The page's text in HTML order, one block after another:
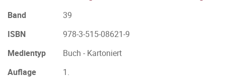
Band
39
ISBN
978-3-515-08621-9
Medientyp
Buch - Kartoniert
Auflage
1.